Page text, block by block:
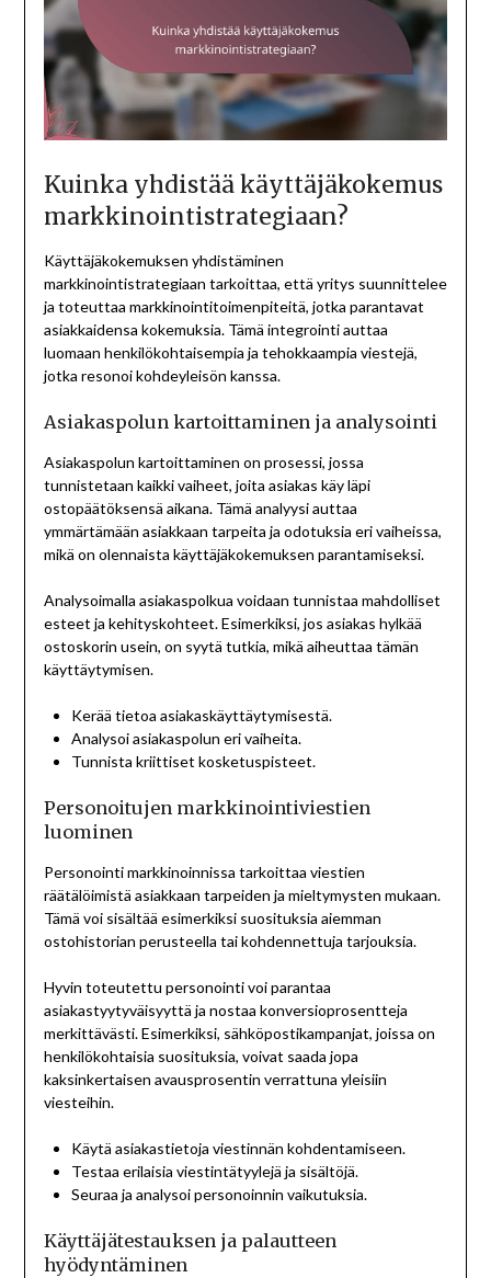
Kuinka yhdistää käyttäjäkokemus
markkinointistrategiaan?
Käyttäjäkokemuksen yhdistäminen
markkinointistrategiaan tarkoittaa, että yritys suunnittelee
ja toteuttaa markkinointitoimenpiteitä, jotka parantavat
asiakkaidensa kokemuksia. Tämä integrointi auttaa
luomaan henkilökohtaisempia ja tehokkaampia viestejä,
jotka resonoi kohdeyleisön kanssa.
Asiakaspolun kartoittaminen ja analysointi
Asiakaspolun kartoittaminen on prosessi, jossa
tunnistetaan kaikki vaiheet, joita asiakas käy läpi
ostopäätöksensä aikana. Tämä analyysi auttaa
ymmärtämään asiakkaan tarpeita ja odotuksia eri vaiheissa,
mikä on olennaista käyttäjäkokemuksen parantamiseksi.
Analysoimalla asiakaspolkua voidaan tunnistaa mahdolliset
esteet ja kehityskohteet. Esimerkiksi, jos asiakas hylkää
ostoskorin usein, on syytä tutkia, mikä aiheuttaa tämän
käyttäytymisen.
Kerää tietoa asiakaskäyttäytymisestä.
Analysoi asiakaspolun eri vaiheita.
Tunnista kriittiset kosketuspisteet.
Personoitujen markkinointiviestien
luominen
Personointi markkinoinnissa tarkoittaa viestien
räätälöimistä asiakkaan tarpeiden ja mieltymysten mukaan.
Tämä voi sisältää esimerkiksi suosituksia aiemman
ostohistorian perusteella tai kohdennettuja tarjouksia.
Hyvin toteutettu personointi voi parantaa
asiakastyytyväisyyttä ja nostaa konversioprosentteja
merkittävästi. Esimerkiksi, sähköpostikampanjat, joissa on
henkilökohtaisia suosituksia, voivat saada jopa
kaksinkertaisen avausprosentin verrattuna yleisiin
viesteihin.
Käytä asiakastietoja viestinnän kohdentamiseen.
Testaa erilaisia viestintätyylejä ja sisältöjä.
Seuraa ja analysoi personoinnin vaikutuksia.
Käyttäjätestauksen ja palautteen
hyödyntäminen